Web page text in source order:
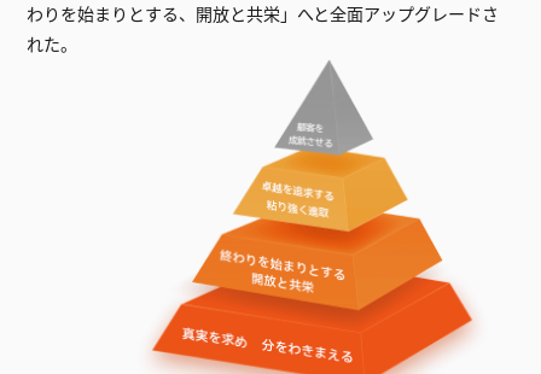
わりを始まりとする、開放と共栄」へと全面アップグレードさ
れた。